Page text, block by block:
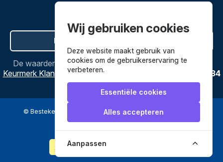
Hier de overeenkomst ontbinden
De waardering vanBestekenpannen.nlbijWebwinkel
Keurmerk Klantbeoordelingen
3634
reviews.
© Bestekenpannen.nl 2026 een webshop van
Wij gebruiken cookies
Deze website maakt gebruik van
cookies om de gebruikerservaring te
verbeteren.
Essentiële cookies
Alles accepteren
Aanpassen